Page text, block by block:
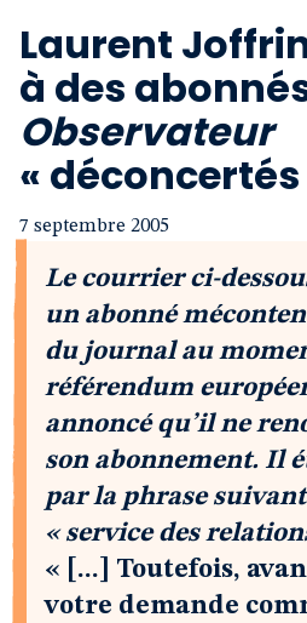
Notre
Laurent
à des
Observateur
« déconcertés
7 septembre 2005
Le courrier ci-
un abonné
du journal au
référendum
annoncé qu’il ne
son abonnement. Il
par la phrase
« service des
« [...] Toutefois,
votre demande